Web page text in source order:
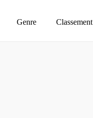
Genre Classement